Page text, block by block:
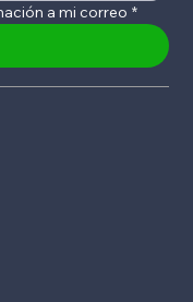
a mi correo *